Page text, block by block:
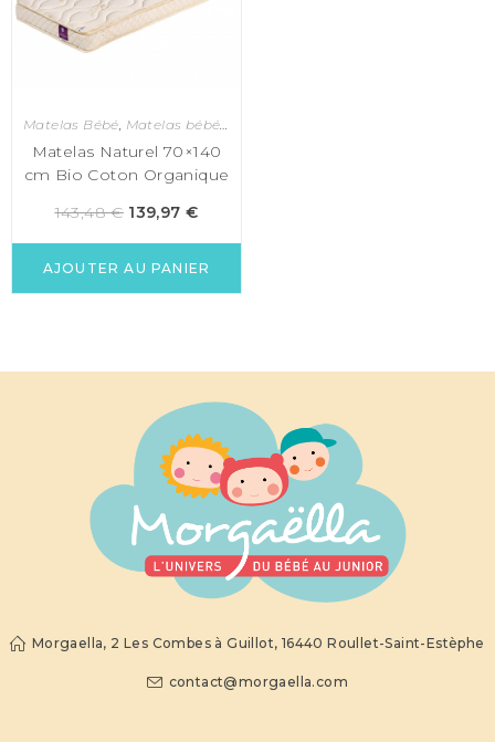
Matelas Bébé, Matelas bébé 70x140
Matelas Naturel 70×140
cm Bio Coton Organique
143,48€ 139,97€
AJOUTER AU PANIER
Morgaella, 2 Les Combes à Guillot, 16440 Roullet-Saint-Estèphe
contact@morgaella.com